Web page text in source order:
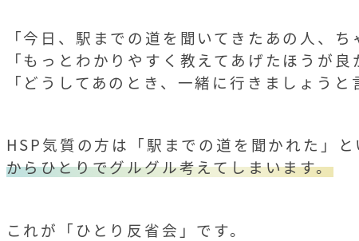
「今日、駅までの道を聞いてきたあの人、ち
「もっとわかりやすく教えてあげたほうが良
「どうしてあのとき、一緒に行きましょうと
HSP気質の方は「駅までの道を聞かれた」
からひとりでグルグル考えてしまいます。
これが「ひとり反省会」です。